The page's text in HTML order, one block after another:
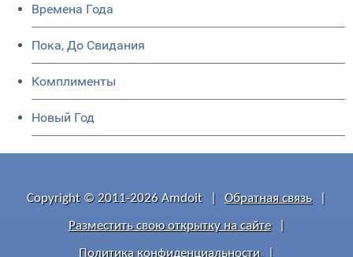
Времена Года
Пока, До Свидания
Комплименты
Новый Год
Copyright © 2011-2026 Amdoit Обратная связь
Разместить свою открытку на сайте
Политика конфиденциальности